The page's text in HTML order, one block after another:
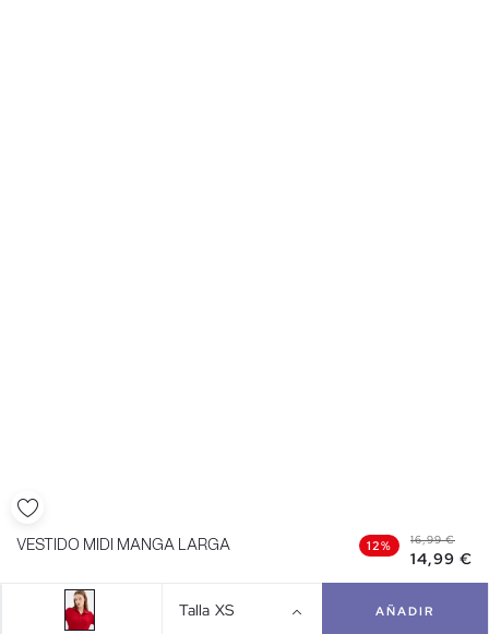
VESTIDO MIDI MANGA LARGA 12% 16,99 €
14,99 €
Talla XS AÑADIR